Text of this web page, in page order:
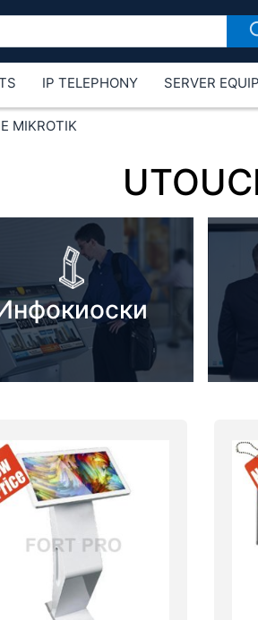
IP TELEPHONY SERVER